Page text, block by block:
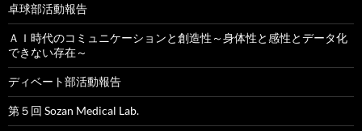
卓球部活動報告
ＡＩ時代のコミュニケーションと創造性～身体性と感性とデータ化
できない存在～
ディベート部活動報告
第５回 Sozan Medical Lab.